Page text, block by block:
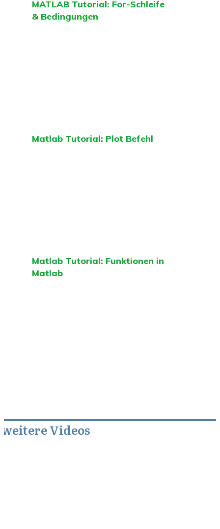
MATLAB Tutorial: For-Schleife
& Bedingungen
Matlab Tutorial: Plot Befehl
Matlab Tutorial: Funktionen in
Matlab
weitere Videos